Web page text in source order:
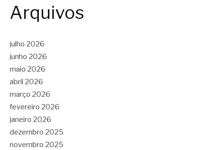
Arquivos
julho 2026
junho 2026
maio 2026
abril 2026
março 2026
fevereiro 2026
janeiro 2026
dezembro 2025
novembro 2025